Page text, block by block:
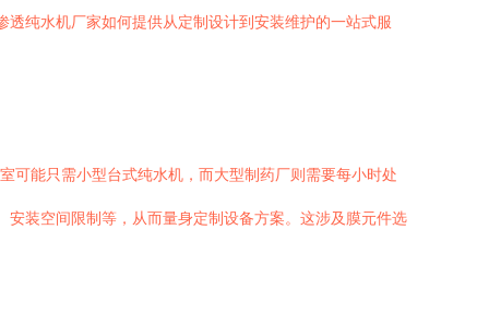
纯水机厂家如何提供从定制设计到安装维护的一站式服
可能只需小型台式纯水机，而大型制药厂则需要每小时处
装空间限制等，从而量身定制设备方案。这涉及膜元件选